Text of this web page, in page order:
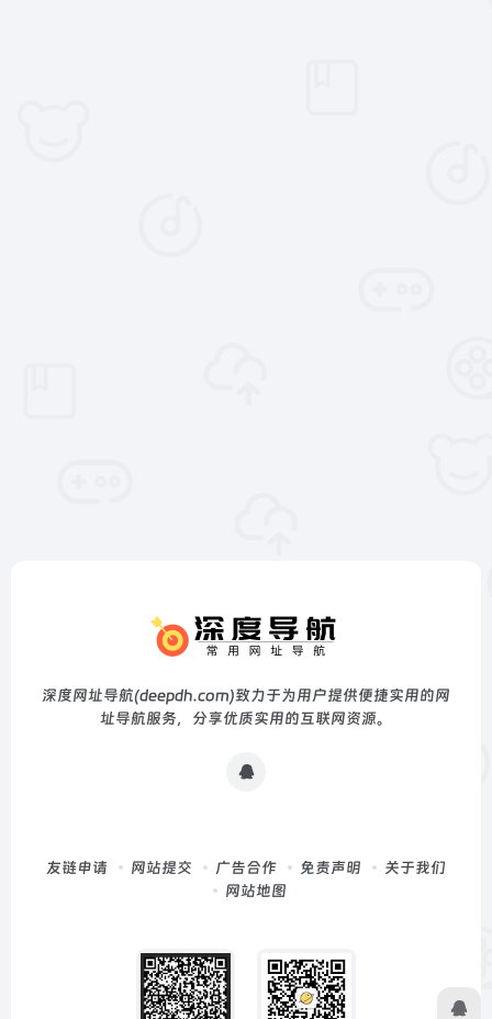
深度网址导航(deepdh.com)致力于为用户提供便捷实用的网
址导航服务，分享优质实用的互联网资源。
友链申请 网站提交 广告合作 免责声明
关于我们
网站地图